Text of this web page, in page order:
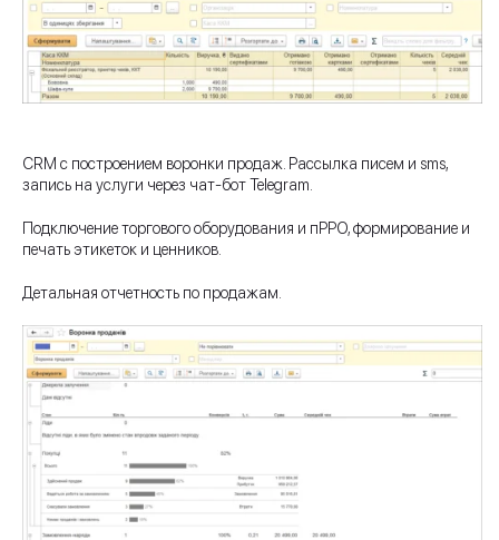
CRM с построением воронки продаж. Рассылка писем и sms,
запись на услуги через чат-бот Telegram.
Подключение торгового оборудования и пРРО, формирование и
печать этикеток и ценников.
Детальная отчетность по продажам.